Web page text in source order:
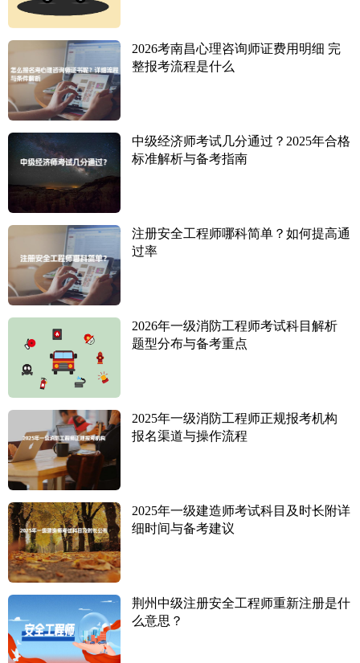
2026考南昌心理咨询师证费用明细 完
整报考流程是什么
中级经济师考试几分通过？2025年合格
标准解析与备考指南
注册安全工程师哪科简单？如何提高通
过率
2026年一级消防工程师考试科目解析
题型分布与备考重点
2025年一级消防工程师正规报考机构
报名渠道与操作流程
2025年一级建造师考试科目及时长附详
细时间与备考建议
荆州中级注册安全工程师重新注册是什
么意思？